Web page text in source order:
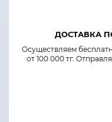
ДОСТАВКА
Осуществляем
от 100 000 тг.